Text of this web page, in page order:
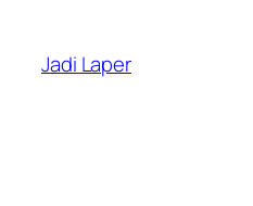
content
Jadi Laper